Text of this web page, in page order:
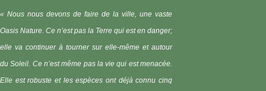
« Nous nous devons de faire de la ville, une vaste
Oasis Nature. Ce n’est pas la Terre qui est en danger;
elle va continuer à tourner sur elle-même et autour
du Soleil. Ce n’est même pas la vie qui est menacée.
Elle est robuste et les espèces ont déjà connu cinq